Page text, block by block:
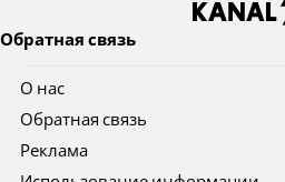
Обратная связь
О нас
Обратная связь
Реклама